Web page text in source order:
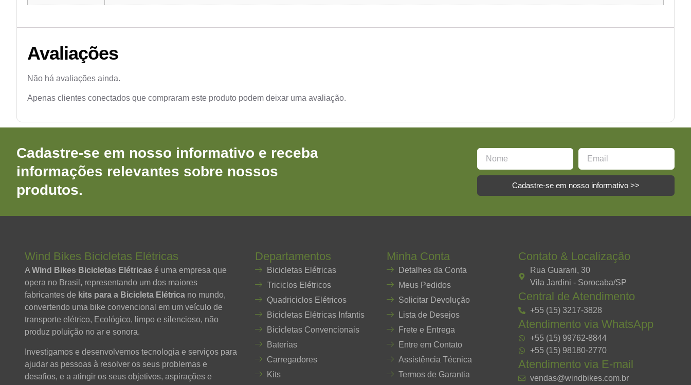
Avaliações
Não há avaliações ainda.
Apenas clientes conectados que compraram este produto podem deixar uma avaliação.
Cadastre-se em nosso informativo e receba
informações relevantes sobre nossos
produtos.
Cadastre-se em nosso informativo >>
Wind Bikes Bicicletas Elétricas
AWind Bikes Bicicletas Elétricas é uma empresa que
opera no Brasil, representando um dos maiores
fabricantes de kits para a Bicicleta Elétrica no mundo,
convertendo uma bike convencional em um veículo de
transporte elétrico, Ecológico, limpo e silencioso, não
produz poluição no ar e sonora.
Investigamos e desenvolvemos tecnologia e serviços para
ajudar as pessoas à resolver os seus problemas e
desafios, e a atingir os seus objetivos, aspirações e
Departamentos
Bicicletas Elétricas
Triciclos Elétricos
Quadriciclos Elétricos
Bicicletas Elétricas Infantis
Bicicletas Convencionais
Baterias
Carregadores
Kits
Minha Conta
Detalhes da Conta
Meus Pedidos
Solicitar Devolução
Lista de Desejos
Frete e Entrega
Entre em Contato
Assistência Técnica
Termos de Garantia
Contato & Localização
Rua Guarani, 30
Vila Jardini - Sorocaba/SP
Central de Atendimento
+55 (15) 3217-3828
Atendimento via WhatsApp
+55 (15) 99762-8844
+55 (15) 98180-2770
Atendimento via E-mail
vendas@windbikes.com.br